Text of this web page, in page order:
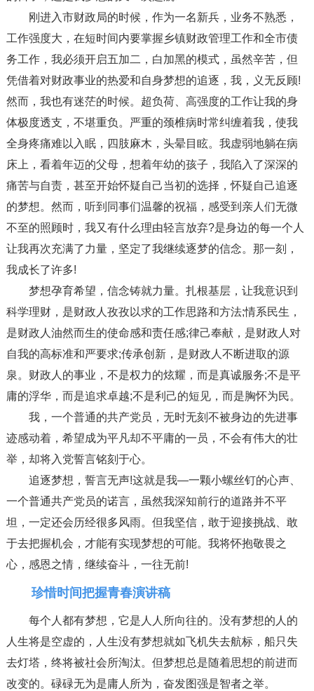
刚进入市财政局的时候，作为一名新兵，业务不熟悉，
工作强度大，在短时间内要掌握乡镇财政管理工作和全市债
务工作，我必须开启五加二，白加黑的模式，虽然辛苦，但
凭借着对财政事业的热爱和自身梦想的追逐，我，义无反顾!
然而，我也有迷茫的时候。超负荷、高强度的工作让我的身
体极度透支，不堪重负。严重的颈椎病时常纠缠着我，使我
全身疼痛难以入眠，四肢麻木，头晕目眩。我虚弱地躺在病
床上，看着年迈的父母，想着年幼的孩子，我陷入了深深的
痛苦与自责，甚至开始怀疑自己当初的选择，怀疑自己追逐
的梦想。然而，听到同事们温馨的祝福，感受到亲人们无微
不至的照顾时，我又有什么理由轻言放弃?是身边的每一个人
让我再次充满了力量，坚定了我继续逐梦的信念。那一刻，
我成长了许多!
梦想孕育希望，信念铸就力量。扎根基层，让我意识到
科学理财，是财政人孜孜以求的工作思路和方法;情系民生，
是财政人油然而生的使命感和责任感;律己奉献，是财政人对
自我的高标准和严要求;传承创新，是财政人不断进取的源
泉。财政人的事业，不是权力的炫耀，而是真诚服务;不是平
庸的浮华，而是追求卓越;不是利己的短见，而是胸怀为民。
我，一个普通的共产党员，无时无刻不被身边的先进事
迹感动着，希望成为平凡却不平庸的一员，不会有伟大的壮
举，却将入党誓言铭刻于心。
追逐梦想，誓言无声!这就是我—一颗小螺丝钉的心声、
一个普通共产党员的诺言，虽然我深知前行的道路并不平
坦，一定还会历经很多风雨。但我坚信，敢于迎接挑战、敢
于去把握机会，才能有实现梦想的可能。我将怀抱敬畏之
心，感恩之情，继续奋斗，一往无前!
珍惜时间把握青春演讲稿
每个人都有梦想，它是人人所向往的。没有梦想的人的
人生将是空虚的，人生没有梦想就如飞机失去航标，船只失
去灯塔，终将被社会所淘汰。但梦想总是随着思想的前进而
改变的。碌碌无为是庸人所为，奋发图强是智者之举。